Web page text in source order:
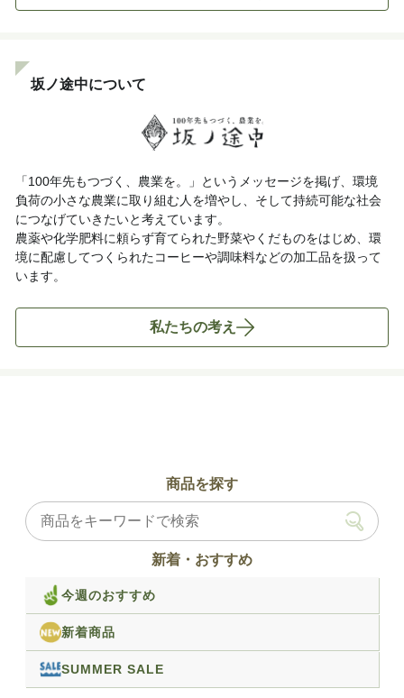
坂ノ途中について
「100年先もつづく、農業を。」というメッセージを掲げ、環境
負荷の小さな農業に取り組む人を増やし、そして持続可能な社会
につなげていきたいと考えています。
農薬や化学肥料に頼らず育てられた野菜やくだものをはじめ、環
境に配慮してつくられたコーヒーや調味料などの加工品を扱って
います。
私たちの考え
商品を探す
新着・おすすめ
今週のおすすめ
新着商品
SUMMER SALE